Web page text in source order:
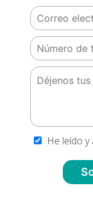
He leído